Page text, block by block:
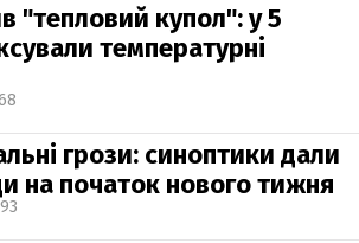
"тепловий купол": у 5
температурні
грози: синоптики дали
на початок нового тижня